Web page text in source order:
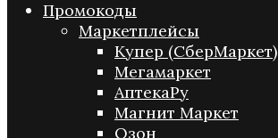
Промокоды
Маркетплейсы
Купер (СберМаркет)
Мегамаркет
АптекаРу
Магнит Маркет
Озон